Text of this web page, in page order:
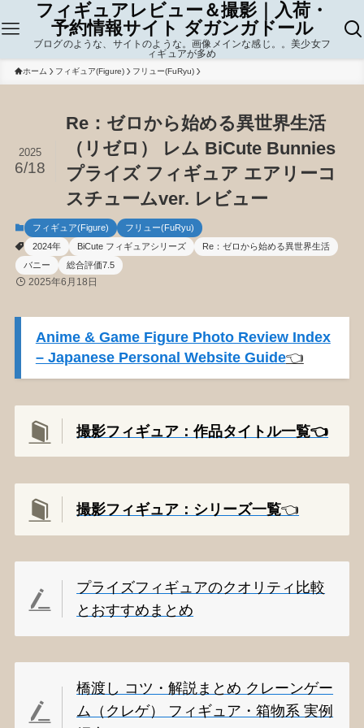
フィギュアレビュー＆撮影｜入荷・
予約情報サイト ダガンガドール
ブログのような、サイトのような。画像メインな感じ。。美少女フ
ィギュアが多め
ホーム フィギュア(Figure) フリュー(FuRyu)
Re：ゼロから始める異世界生活
（リゼロ） レム BiCute Bunnies
プライズ フィギュア エアリーコ
スチュームver. レビュー
2025
6/18
フィギュア(Figure)
フリュー(FuRyu)
2024年
BiCute フィギュアシリーズ
Re：ゼロから始める異世界生活
バニー
総合評価7.5
2025年6月18日
Anime & Game Figure Photo Review Index
– Japanese Personal Website Guide👈️
撮影フィギュア：作品タイトル一覧👈️
撮影フィギュア：シリーズ一覧👈️
プライズフィギュアのクオリティ比較
とおすすめまとめ
橋渡し コツ・解説まとめ クレーンゲー
ム（クレゲ） フィギュア・箱物系 実例